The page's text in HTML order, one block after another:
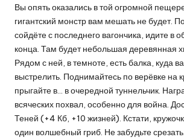
Вы опять оказались в той огромной
гигантский монстр вам мешать не будет.
сойдёте с последнего вагончика, идите в
конца. Там будет небольшая деревянная
Рядом с ней, в темноте, есть балка, куда
выстрелить. Поднимайтесь по верёвке на
прыгайте в… в очередной туннельчик.
всяческих похвал, особенно для война.
Теней (+4 Кб, +10 жизней). Кстати,
один волшебный гриб. Не забудьте срезать.